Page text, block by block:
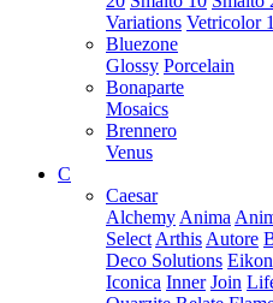
Variations Vetricolor
Bluezone
Glossy Porcelain
Bonaparte
Mosaics
Brennero
Venus
C
Caesar
Alchemy Anima
Select Arthis Autore
Deco Solutions Eikon
Iconica Inner Join